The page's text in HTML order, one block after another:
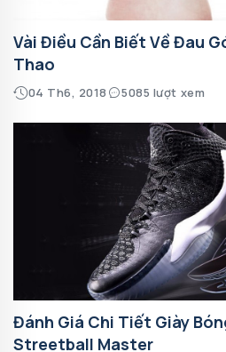
Vài Điều Cần Biết Về Đau
Thao
04 Th6, 2018 5085 lượt xem
Đánh Giá Chi Tiết Giày
Streetball Master